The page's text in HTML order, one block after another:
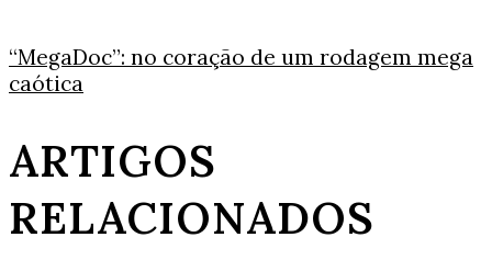
“MegaDoc”: no coração de um rodagem mega
caótica
ARTIGOS
RELACIONADOS